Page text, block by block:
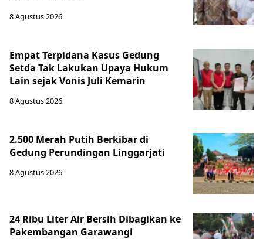
8 Agustus 2026
Empat Terpidana Kasus Gedung
Setda Tak Lakukan Upaya Hukum
Lain sejak Vonis Juli Kemarin
8 Agustus 2026
2.500 Merah Putih Berkibar di
Gedung Perundingan Linggarjati
8 Agustus 2026
24 Ribu Liter Air Bersih Dibagikan ke
Pakembangan Garawangi